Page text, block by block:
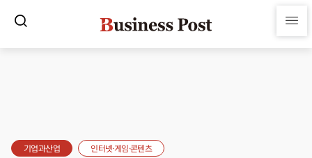
기업과산업 인터넷·게임·콘텐츠